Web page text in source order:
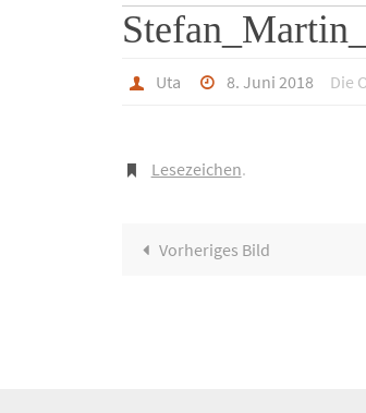
Uta 8. Juni 2018 Die
Lesezeichen.
Vorheriges Bild